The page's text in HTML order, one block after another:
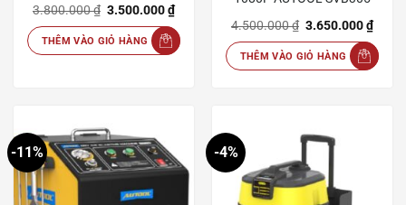
3.800.000₫ Giá
là:
3.800.000 ₫.
3.500.000₫Giá
hiện
tại
là:
3.500.000 ₫.
THÊM VÀO GIỎ HÀNG
4.500.000₫ Giá
là:
4.500.000 ₫.
3.650.000₫Giá
hiện
tại
là:
THÊM VÀO GIỎ HÀNG
-11% -4%